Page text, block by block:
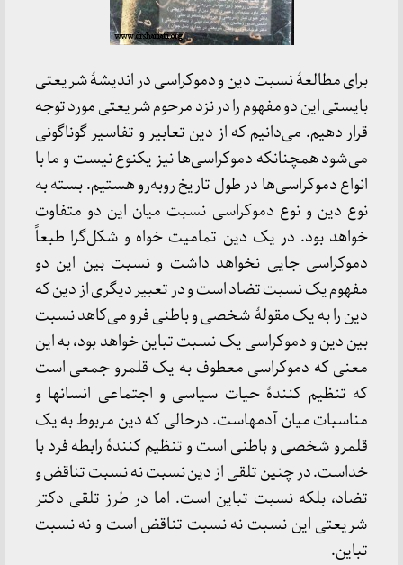
برای مطالعۀ نسبت دین و دموکراسی در اندیشۀ شریعتی
بایستی این دو مفهوم را در نزد مرحوم شریعتی مورد توجه
قرار دهیم. می‌دانیم که از دین تعابیر و تفاسیر گوناگونی
می‌شود همچنانکه دموکراسی‌ها نیز یکنوع نیست و ما با
انواع دموکراسی‌ها در طول تاریخ رو‌به‌رو هستیم. بسته به
نوع دین و نوع دموکراسی نسبت میان این دو متفاوت
خواهد بود. در یک دین تمامیت خواه و شکل‌گرا طبعاً
دموکراسی جایی نخواهد داشت و نسبت بین این دو
مفهوم یک نسبت تضاد است و در تعبیر دیگری از دین که
دین را به یک مقولۀ شخصی و باطنی فرو می‌کاهد نسبت
بین دین و دموکراسی یک نسبت تباین خواهد بود، به این
معنی که دموکراسی معطوف به یک قلمرو جمعی است
که تنظیم کنندۀ حیات سیاسی و اجتماعی انسانها و
مناسبات میان آدمهاست. درحالی که دین مربوط به یک
قلمرو شخصی و باطنی است و تنظیم کنندۀ رابطه فرد با
خداست. در چنین تلقی از دین نسبت نه نسبت تناقض و
تضاد، بلکه نسبت تباین است. اما در طرز تلقی دکتر
شریعتی این نسبت نه نسبت تناقض است و نه نسبت
تباین.